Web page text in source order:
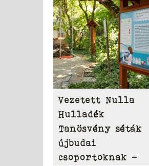
Vezetett Nulla
Hulladék
Tanösvény séták
újbudai
csoportoknak –